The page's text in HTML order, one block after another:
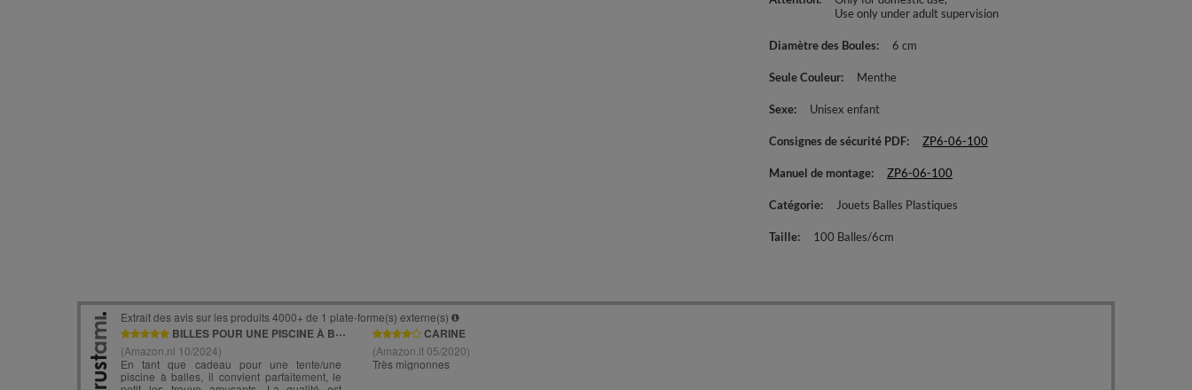
Use only under adult supervision
Diamètre des Boules 6 cm
Seule Couleur Menthe
Sexe Unisex enfant
Consignes de sécurité PDF ZP6-06-100
Manuel de montage ZP6-06-100
Catégorie Jouets Balles Plastiques
Taille 100 Balles/6cm